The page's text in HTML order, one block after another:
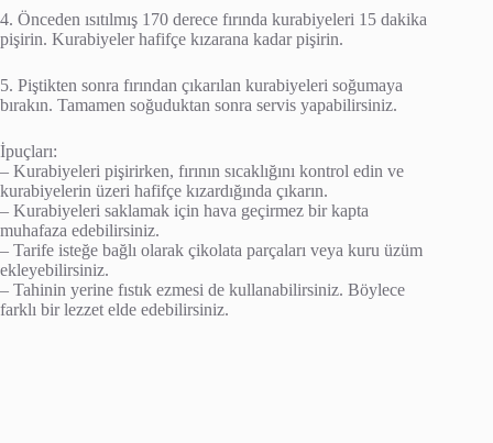
4. Önceden ısıtılmış 170 derece fırında kurabiyeleri 15 dakika
pişirin. Kurabiyeler hafifçe kızarana kadar pişirin.
5. Piştikten sonra fırından çıkarılan kurabiyeleri soğumaya
bırakın. Tamamen soğuduktan sonra servis yapabilirsiniz.
İpuçları:
– Kurabiyeleri pişirirken, fırının sıcaklığını kontrol edin ve
kurabiyelerin üzeri hafifçe kızardığında çıkarın.
– Kurabiyeleri saklamak için hava geçirmez bir kapta
muhafaza edebilirsiniz.
– Tarife isteğe bağlı olarak çikolata parçaları veya kuru üzüm
ekleyebilirsiniz.
– Tahinin yerine fıstık ezmesi de kullanabilirsiniz. Böylece
farklı bir lezzet elde edebilirsiniz.